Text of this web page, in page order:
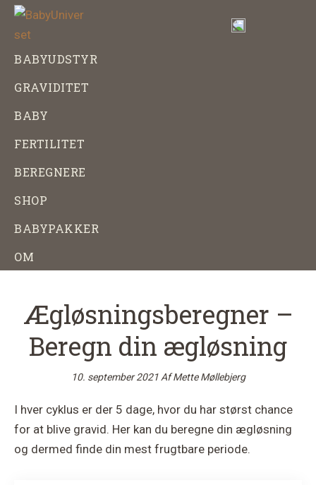
Skip
direkte
BabyUniverset
Alt
baby,
graviditet
babyudstyr
BABYUDSTYR
GRAVIDITET
BABY
FERTILITET
BEREGNERE
SHOP
BABYPAKKER
OM
Ægløsningsberegner –
Beregn din ægløsning
10. september 2021AfMette Møllebjerg
I hver cyklus er der 5 dage, hvor du har størst chance
for at blive gravid. Her kan du beregne din ægløsning
og dermed finde din mest frugtbare periode.